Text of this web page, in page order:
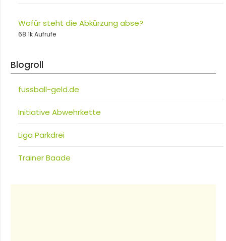
Wofür steht die Abkürzung abse?
68.1k Aufrufe
Blogroll
fussball-geld.de
Initiative Abwehrkette
Liga Parkdrei
Trainer Baade